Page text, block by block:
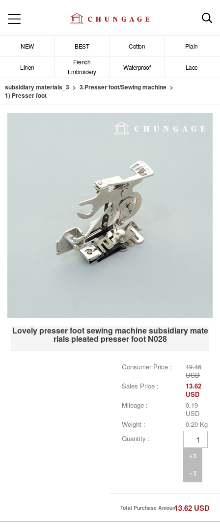
NEW BEST Cotton Plain
Linen
French
Embroidery
Waterproof Lace
subsidiary materials_3
3.Presser foot/Sewing machine
1) Presser foot
Lovely presser foot sewing machine subsidiary mate
rials pleated presser foot N028
Consumer Price :
19.46
USD
Sales Price :
13.62
USD
Mileage :
0.19
USD
Weight :
0.20 Kg
Quantity :
+1
-1
Total Purchase Amount:13.62 USD